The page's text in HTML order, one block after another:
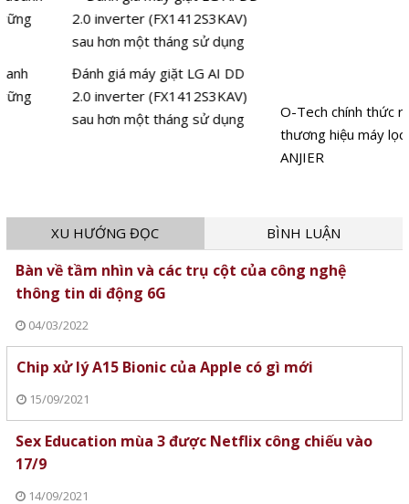
Đánh giá máy giặt LG AI DD
2.0 inverter (FX1412S3KAV)
sau hơn một tháng sử dụng
O-Tech chính thức ra mắt
thương hiệu máy lọc nước
XU HƯỚNG ĐỌC BÌNH LUẬN
Bàn về tầm nhìn và các trụ cột của công nghệ
thông tin di động 6G
04/03/2022
Chip xử lý A15 Bionic của Apple có gì mới
15/09/2021
Sex Education mùa 3 được Netflix công chiếu vào
17/9
14/09/2021